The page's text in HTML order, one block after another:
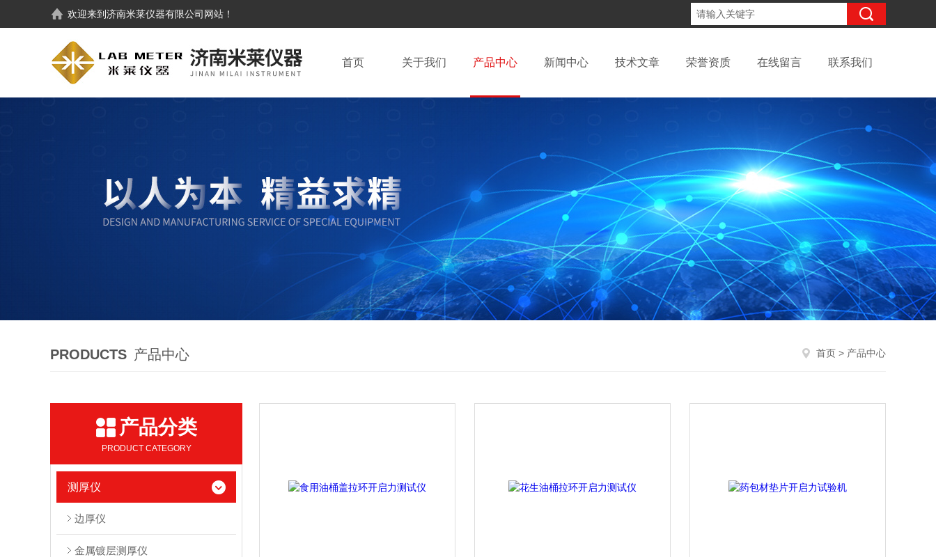
欢迎来到济南米莱仪器有限公司 网站！
首页 关于我们 产品中心 新闻中心 技术文章 荣誉资质 在线留言 联系我们
PRODUCTS 产品中心 首页 > 产品中心
产品分类
PRODUCT CATEGORY
测厚仪
边厚仪
金属镀层测厚仪